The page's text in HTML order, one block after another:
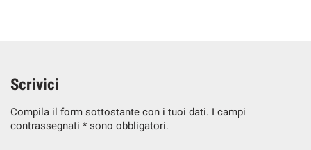
Scrivici
Compila il form sottostante con i tuoi dati. I campi
contrassegnati * sono obbligatori.